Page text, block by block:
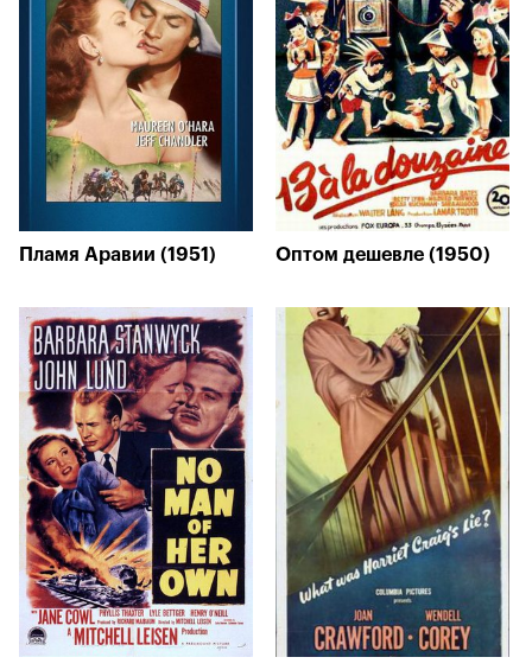
Пламя Аравии (1951) Оптом дешевле (1950)